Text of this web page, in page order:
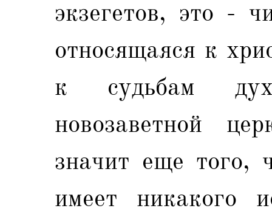
экзегетов, это -
относящаяся к
к судьбам
новозаветной
значит еще того,
имеет никакого